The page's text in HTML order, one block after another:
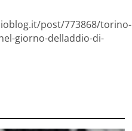
post/773868/torino-
giorno-delladdio-di-